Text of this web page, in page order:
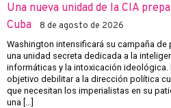
Una nueva unidad de la CIA
Cuba
8 de agosto de 2026
Washington intensificará su campaña de
una unidad secreta dedicada a la
informáticas y la intoxicación ideológica.
objetivo debilitar a la dirección política
que necesitan los imperialistas en su
una […]